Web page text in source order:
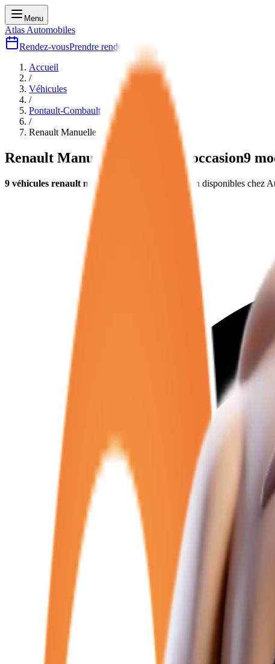
Menu
Atlas Automobiles
Rendez-vousPrendre rendez-vous
Accueil
/
Véhicules
/
Pontault-Combault
/
Renault Manuelle
neuves et d'occasion
Renault Manuelle neuves et d'occasion9
9 véhicules renault manuelle neuves et d'occasion disponibles chez